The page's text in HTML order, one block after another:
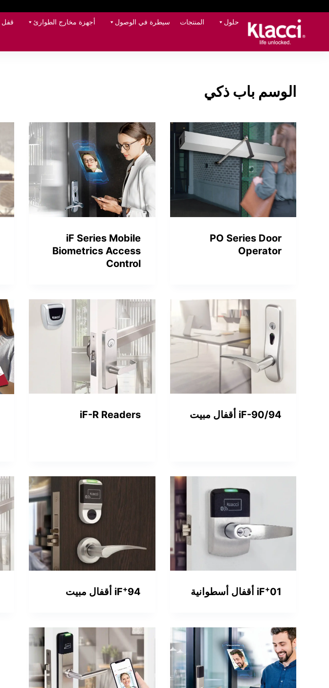
حلول المنتجات سيطرة في الوصول أجهزة مخارج الطوارئ قفل Mortise
الوسم باب ذكي
PO Series Door
Operator
iF Series Mobile
Biometrics Access
Control
iF-90/94 أقفال مبيت iF-R Readers
iF+01 أقفال أسطوانية iF+94 أقفال مبيت